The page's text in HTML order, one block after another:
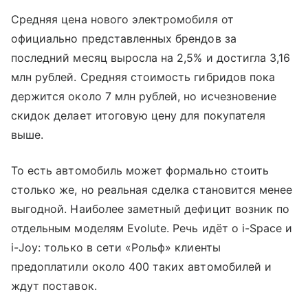
Средняя цена нового электромобиля от
официально представленных брендов за
последний месяц выросла на 2,5% и достигла 3,16
млн рублей. Средняя стоимость гибридов пока
держится около 7 млн рублей, но исчезновение
скидок делает итоговую цену для покупателя
выше.
То есть автомобиль может формально стоить
столько же, но реальная сделка становится менее
выгодной. Наиболее заметный дефицит возник по
отдельным моделям Evolute. Речь идёт о i-Space и
i-Joy: только в сети «Рольф» клиенты
предоплатили около 400 таких автомобилей и
ждут поставок.